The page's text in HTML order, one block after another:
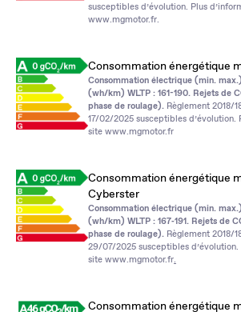
susceptibles d’évolution. Plus
www.mgmotor.fr.
Consommation énergétique
Consommation électrique (min.
(wh/km) WLTP : 161-190. Rejets de
phase de roulage). Règlement 2018/
17/02/2025 susceptibles d’évolution.
site www.mgmotor.fr
Consommation énergétique
Cyberster
Consommation électrique (min.
(wh/km) WLTP : 167‑191. Rejets de
phase de roulage). Règlement 2018/
29/07/2025 susceptibles d’évolution.
site www.mgmotor.fr.
Consommation énergétique